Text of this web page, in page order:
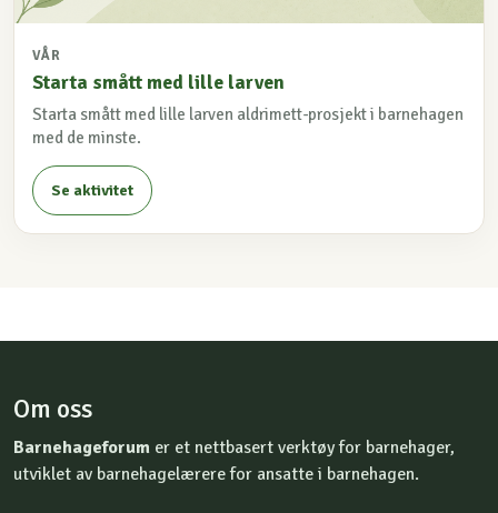
VÅR
Starta smått med lille larven
Starta smått med lille larven aldrimett-prosjekt i barnehagen
med de minste.
Se aktivitet
Om oss
Barnehageforum er et nettbasert verktøy for barnehager,
utviklet av barnehagelærere for ansatte i barnehagen.